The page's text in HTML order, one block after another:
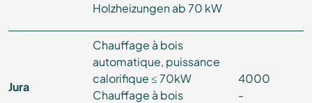
Holzheizungen ab 70 kW
Jura
Chauffage à bois
automatique, puissance
calorifique ≤ 70kW
Chauffage à bois
4000
-